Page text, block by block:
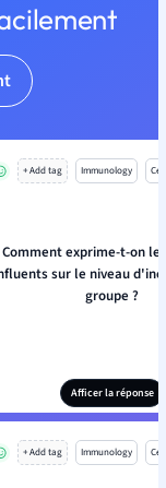
+ Add tag Immunology
Comment exprime-t-on
sur le niveau
groupe ?
Afficer la réponse
+ Add tag Immunology